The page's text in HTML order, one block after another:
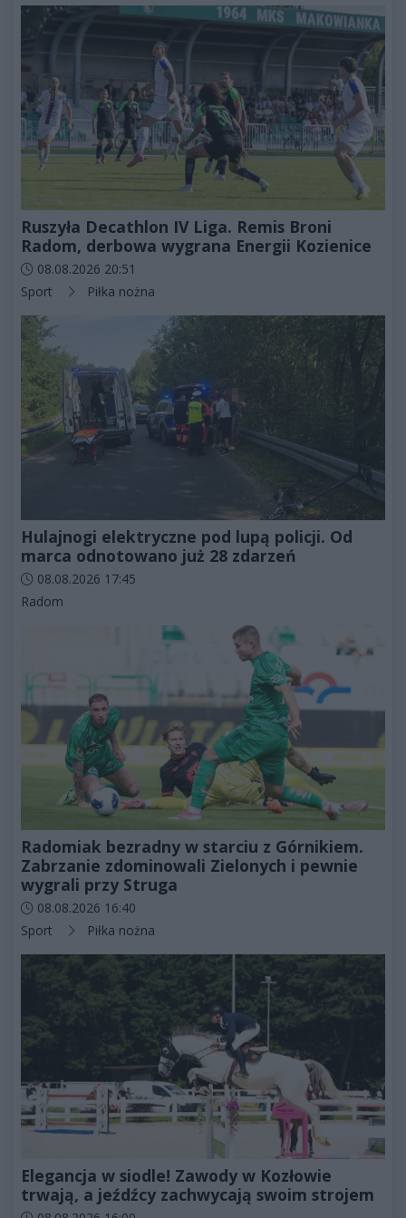
Ruszyła Decathlon IV Liga. Remis Broni
Radom, derbowa wygrana Energii Kozienice
Data dodania artykułu:
08.08.2026 20:51
Kategorie artykułu:
Sport Piłka nożna
Hulajnogi elektryczne pod lupą policji. Od
marca odnotowano już 28 zdarzeń
Data dodania artykułu:
08.08.2026 17:45
Kategorie artykułu:
Radom
Radomiak bezradny w starciu z Górnikiem.
Zabrzanie zdominowali Zielonych i pewnie
wygrali przy Struga
Data dodania artykułu:
08.08.2026 16:40
Kategorie artykułu:
Sport Piłka nożna
Elegancja w siodle! Zawody w Kozłowie
trwają, a jeźdźcy zachwycają swoim strojem